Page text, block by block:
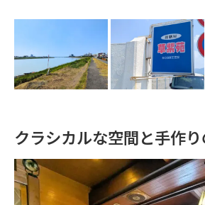
クラシカルな空間と手作